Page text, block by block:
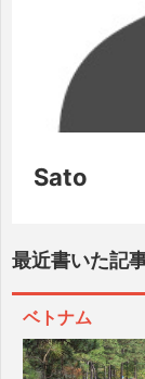
Sato
最近書いた記
ベトナム